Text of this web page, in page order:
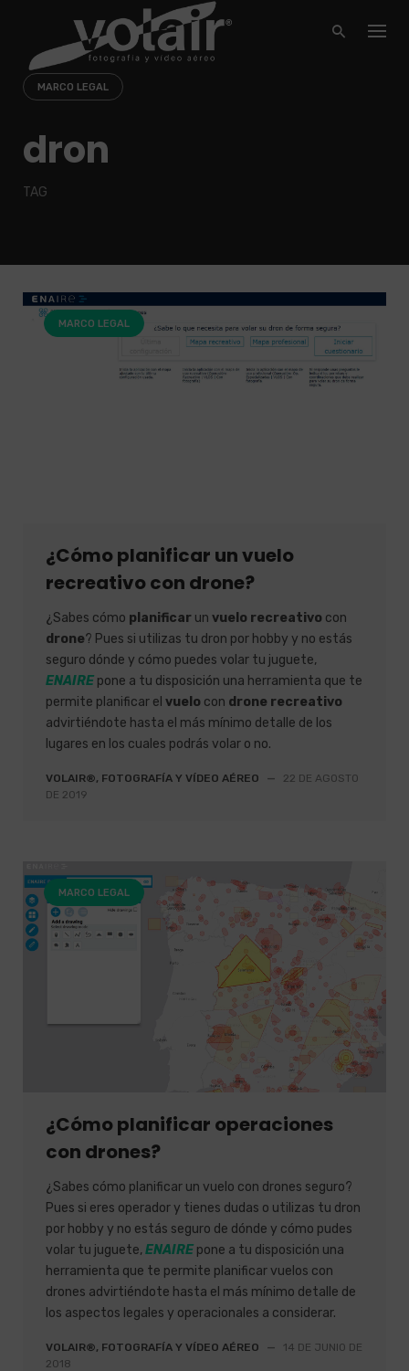
content
MARCO LEGAL
dron
TAG
MARCO LEGAL
¿Cómo planificar un vuelo
recreativo con drone?
¿Sabes cómo planificar un vuelo recreativo con
drone? Pues si utilizas tu dron por hobby y no estás
seguro dónde y cómo puedes volar tu juguete,
ENAIRE pone a tu disposición una herramienta que te
permite planificar el vuelo con drone recreativo
advirtiéndote hasta el más mínimo detalle de los
lugares en los cuales podrás volar o no.
VOLAIR®, FOTOGRAFÍA Y VÍDEO AÉREO —
22 DE AGOSTO
DE 2019
MARCO LEGAL
¿Cómo planificar operaciones
con drones?
¿Sabes cómo planificar un vuelo con drones seguro?
Pues si eres operador y tienes dudas o utilizas tu dron
por hobby y no estás seguro de dónde y cómo pudes
volar tu juguete,ENAIRE pone a tu disposición una
herramienta que te permite planificar vuelos con
drones advirtiéndote hasta el más mínimo detalle de
los aspectos legales y operacionales a considerar.
VOLAIR®, FOTOGRAFÍA Y VÍDEO AÉREO —
14 DE JUNIO DE
2018